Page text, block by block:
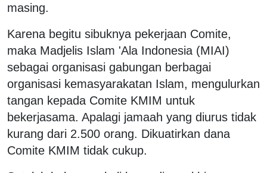
masing.
Karena begitu sibuknya pekerjaan Comite,
maka Madjelis Islam 'Ala Indonesia (MIAI)
sebagai organisasi gabungan berbagai
organisasi kemasyarakatan Islam, mengulurkan
tangan kepada Comite KMIM untuk
bekerjasama. Apalagi jamaah yang diurus tidak
kurang dari 2.500 orang. Dikuatirkan dana
Comite KMIM tidak cukup.